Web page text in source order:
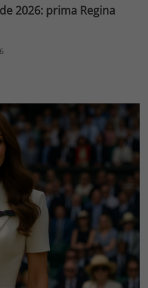
2026: prima Regina